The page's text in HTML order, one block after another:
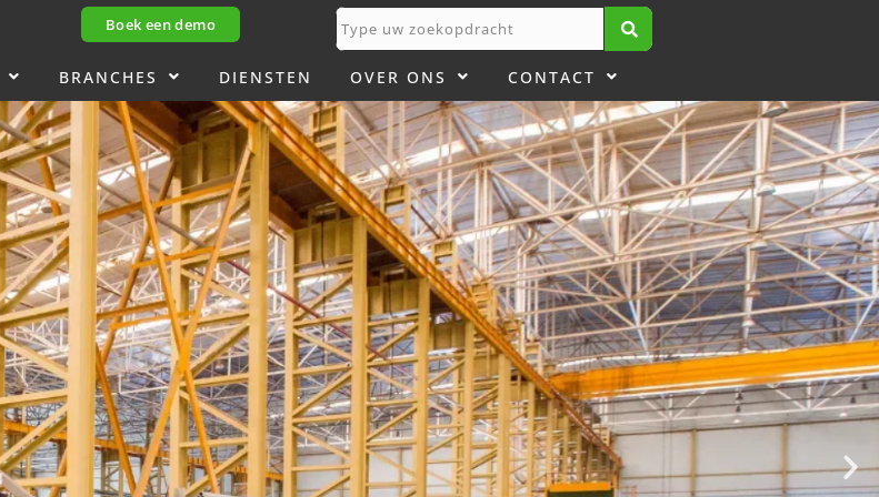
Boek een demo
BRANCHES DIENSTEN OVER ONS CONTACT